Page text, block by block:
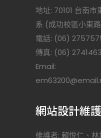
地址: 70101 台南市
系 (成功校區小東
電話: (06)
傳真: (06) 2741463
Email:
網站設計維護
維護者: 賴悅仁、林